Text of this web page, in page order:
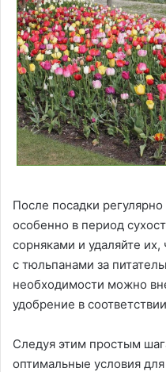
После посадки
особенно в период
сорняками и удаляйте
с тюльпанами за
необходимости можно
удобрение в
Следуя этим простым
оптимальные условия